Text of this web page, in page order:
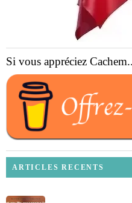
Si vous appréciez
ARTICLES RECENTS